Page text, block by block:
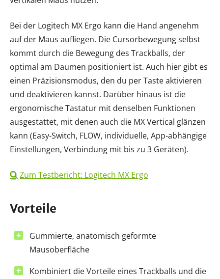
Bei der Logitech MX Ergo kann die Hand angenehm
auf der Maus aufliegen. Die Cursorbewegung selbst
kommt durch die Bewegung des Trackballs, der
optimal am Daumen positioniert ist. Auch hier gibt es
einen Präzisionsmodus, den du per Taste aktivieren
und deaktivieren kannst. Darüber hinaus ist die
ergonomische Tastatur mit denselben Funktionen
ausgestattet, mit denen auch die MX Vertical glänzen
kann (Easy-Switch, FLOW, individuelle, App-abhängige
Einstellungen, Verbindung mit bis zu 3 Geräten).
Zum Testbericht: Logitech MX Ergo
Vorteile
Gummierte, anatomisch geformte
Mausoberfläche
Kombiniert die Vorteile eines Trackballs und die